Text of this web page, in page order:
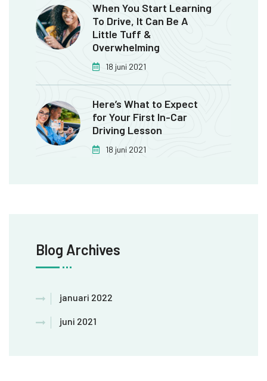
When You Start Learning
To Drive, It Can Be A
Little Tuff &
Overwhelming
18 juni 2021
Here’s What to Expect
for Your First In-Car
Driving Lesson
18 juni 2021
Blog Archives
januari 2022
juni 2021